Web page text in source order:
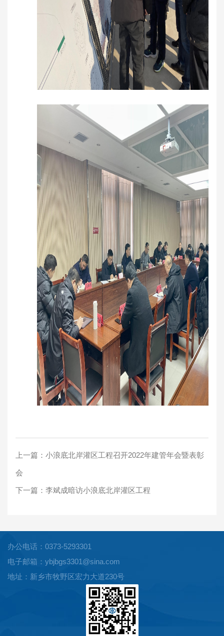
上一篇： 小浪底北岸灌区工程召开2022年建管年会暨表彰
会
下一篇： 李斌成暗访小浪底北岸灌区工程
办公电话：0373-5293301
电子邮箱：ybjbgs3301@sina.com
地址：新乡市牧野区宏力大道230号